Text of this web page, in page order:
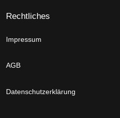
Rechtliches
Impressum
AGB
Datenschutzerklärung